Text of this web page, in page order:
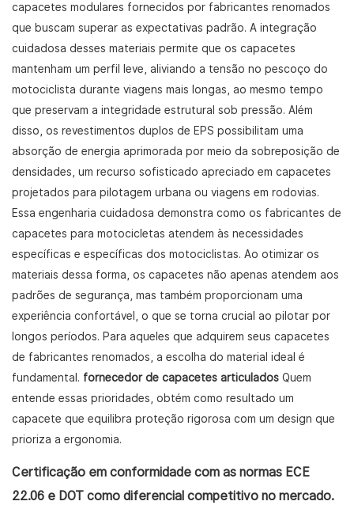
capacetes modulares fornecidos por fabricantes renomados
que buscam superar as expectativas padrão. A integração
cuidadosa desses materiais permite que os capacetes
mantenham um perfil leve, aliviando a tensão no pescoço do
motociclista durante viagens mais longas, ao mesmo tempo
que preservam a integridade estrutural sob pressão. Além
disso, os revestimentos duplos de EPS possibilitam uma
absorção de energia aprimorada por meio da sobreposição de
densidades, um recurso sofisticado apreciado em capacetes
projetados para pilotagem urbana ou viagens em rodovias.
Essa engenharia cuidadosa demonstra como os fabricantes de
capacetes para motocicletas atendem às necessidades
específicas e específicas dos motociclistas. Ao otimizar os
materiais dessa forma, os capacetes não apenas atendem aos
padrões de segurança, mas também proporcionam uma
experiência confortável, o que se torna crucial ao pilotar por
longos períodos. Para aqueles que adquirem seus capacetes
de fabricantes renomados, a escolha do material ideal é
fundamental. fornecedor de capacetes articulados Quem
entende essas prioridades, obtém como resultado um
capacete que equilibra proteção rigorosa com um design que
prioriza a ergonomia.
Certificação em conformidade com as normas ECE
22.06 e DOT como diferencial competitivo no mercado.